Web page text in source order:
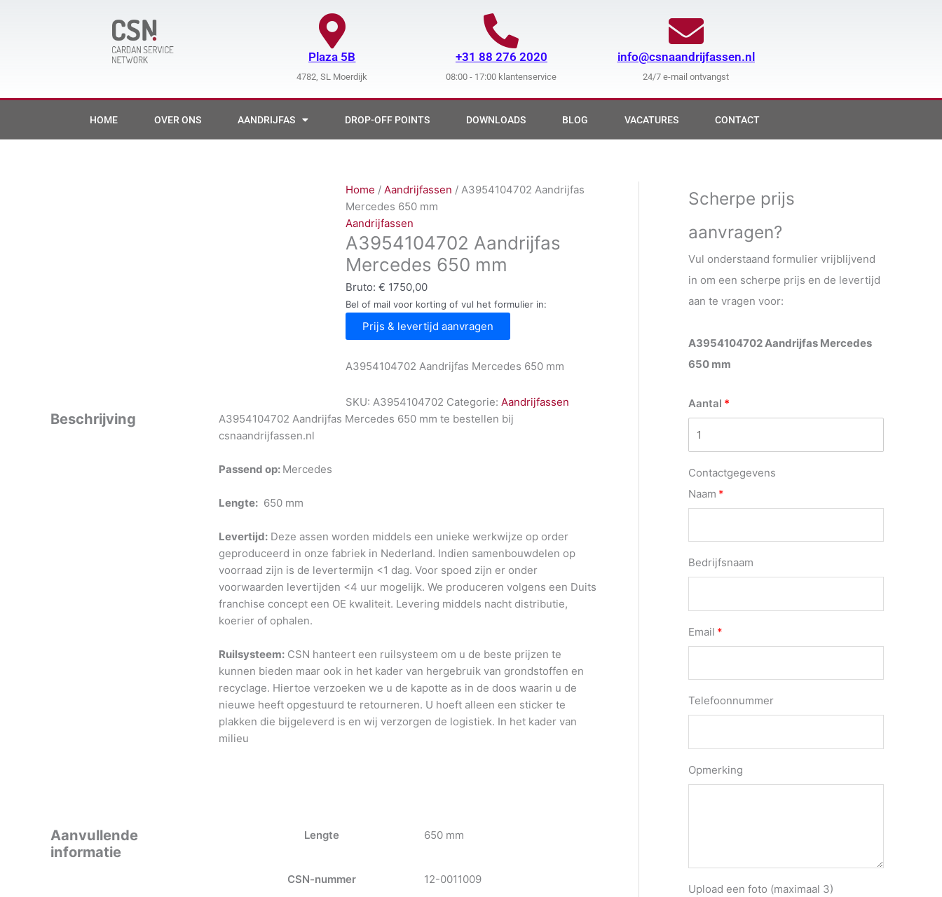
Plaza 5B
4782, SL Moerdijk
+31 88 276 2020
08:00 - 17:00 klantenservice
info@csnaandrijfassen.nl
24/7 e-mail ontvangst
HOME OVER ONS AANDRIJFAS DROP-OFF POINTS DOWNLOADS BLOG VACATURES CONTACT
Home / Aandrijfassen / A3954104702 Aandrijfas
Mercedes 650 mm
Aandrijfassen
A3954104702 Aandrijfas
Mercedes 650 mm
Bruto: € 1750,00
Bel of mail voor korting of vul het formulier in:
Prijs & levertijd aanvragen
A3954104702 Aandrijfas Mercedes 650 mm
SKU: A3954104702 Categorie: Aandrijfassen
Beschrijving
A3954104702 Aandrijfas Mercedes 650 mm te bestellen bij
csnaandrijfassen.nl
Passend op: Mercedes
Lengte: 650 mm
Levertijd: Deze assen worden middels een unieke werkwijze op order
geproduceerd in onze fabriek in Nederland. Indien samenbouwdelen op
voorraad zijn is de levertermijn <1 dag. Voor spoed zijn er onder
voorwaarden levertijden <4 uur mogelijk. We produceren volgens een Duits
franchise concept een OE kwaliteit. Levering middels nacht distributie,
koerier of ophalen.
Ruilsysteem: CSN hanteert een ruilsysteem om u de beste prijzen te
kunnen bieden maar ook in het kader van hergebruik van grondstoffen en
recyclage. Hiertoe verzoeken we u de kapotte as in de doos waarin u de
nieuwe heeft opgestuurd te retourneren. U hoeft alleen een sticker te
plakken die bijgeleverd is en wij verzorgen de logistiek. In het kader van
milieu
Aanvullende
informatie
Lengte 650 mm
CSN-nummer 12-0011009
Scherpe prijs
aanvragen?
Vul onderstaand formulier vrijblijvend
in om een scherpe prijs en de levertijd
aan te vragen voor:
A3954104702 Aandrijfas Mercedes
650 mm
Aantal
Contactgegevens
Naam
Bedrijfsnaam
Email
Telefoonnummer
Opmerking
Upload een foto (maximaal 3)